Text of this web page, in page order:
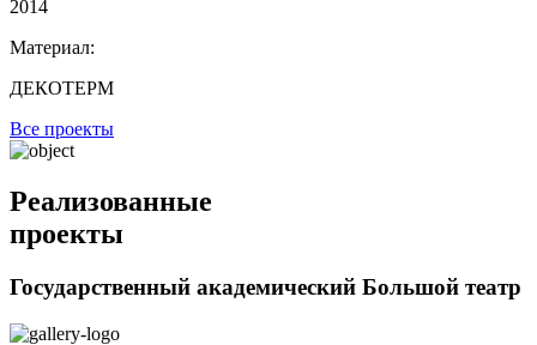
2014
Материал:
ДЕКОТЕРМ
Все проекты
Реализованные
проекты
Государственный академический Большой театр